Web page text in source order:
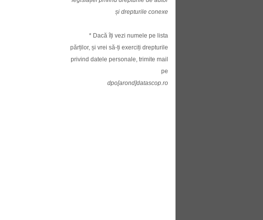
și drepturile conexe
* Dacă îți vezi numele pe lista
părților, și vrei să-ți exerciți drepturile
privind datele personale, trimite mail
pe
dpo[arond]datascop.ro